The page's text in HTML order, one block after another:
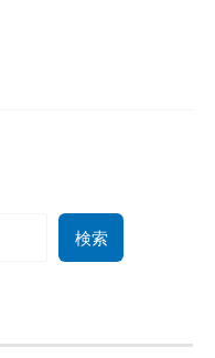
検索